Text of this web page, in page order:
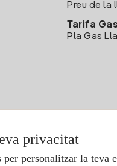
Preu de la
Tarifa Gas
Pla Gas
privacitat
personalitzar la teva